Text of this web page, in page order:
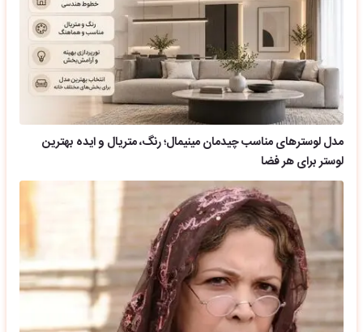
مدل لوسترهای مناسب چیدمان مینیمال؛ رنگ، متریال و ایده بهترین
لوستر برای هر فضا